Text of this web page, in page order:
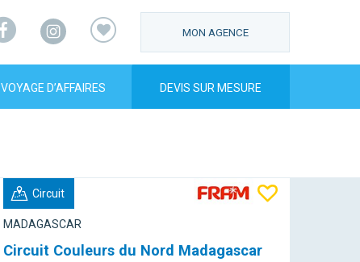
Facebook
Instagram
MON AGENCE
VOYAGE D’AFFAIRES DEVIS SUR MESURE
Circuit
MADAGASCAR
Circuit Couleurs du Nord Madagascar